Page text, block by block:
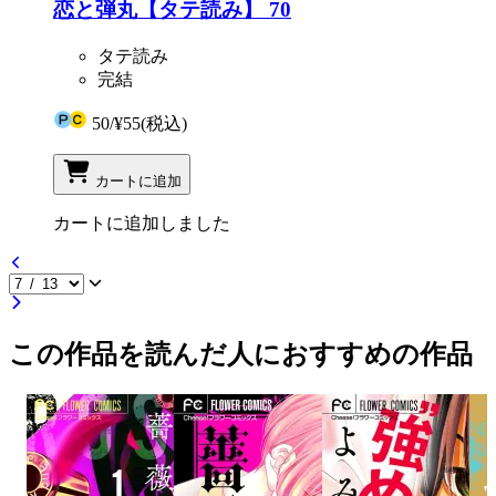
恋と弾丸【タテ読み】 70
タテ読み
完結
50/¥55(税込)
カートに追加
カートに追加しました
この作品を読んだ人におすすめの作品